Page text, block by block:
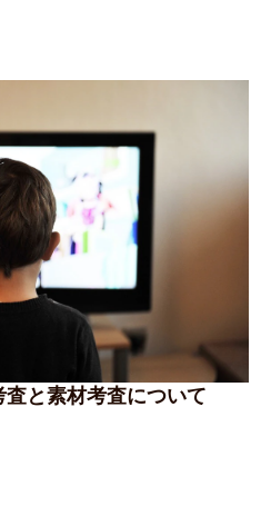
と素材考査について